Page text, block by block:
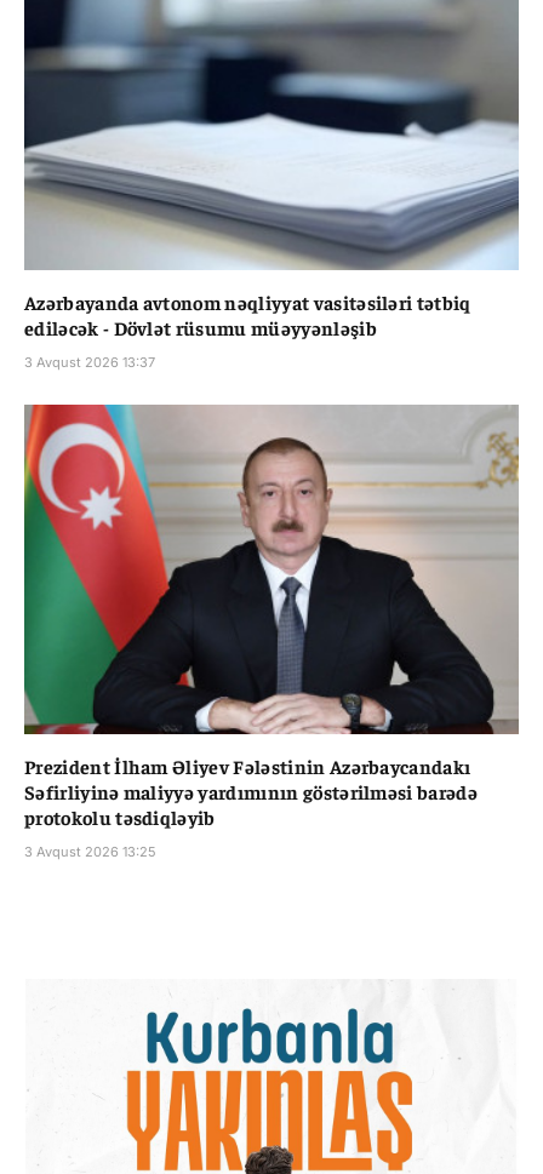
Azərbayanda avtonom nəqliyyat vasitəsiləri tətbiq
ediləcək - Dövlət rüsumu müəyyənləşib
3 Avqust 2026 13:37
Prezident İlham Əliyev Fələstinin Azərbaycandakı
Səfirliyinə maliyyə yardımının göstərilməsi barədə
protokolu təsdiqləyib
3 Avqust 2026 13:25